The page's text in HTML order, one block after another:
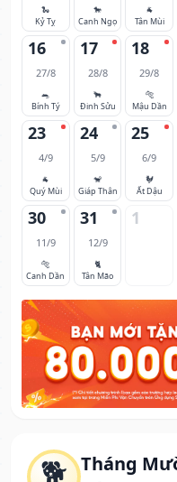
🐕 Tháng
🐍
Kỷ Tỵ
🐎
Canh Ngọ
🐐
Tân Mùi
16
27/8
🐀
Bính Tý
17
28/8
🐂
Đinh Sửu
18
29/8
🐅
Mậu Dần
23
4/9
🐐
Quý Mùi
24
5/9
🐒
Giáp Thân
25
6/9
🐓
Ất Dậu
30
11/9
🐅
Canh Dần
31
12/9
🐈
Tân Mão
1